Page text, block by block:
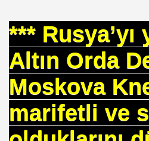
*** Rusya’yı
Altın Orda
Moskova
marifetli ve
Hainini Yetiştiren Ülke Yoktur
Tarihi Eserleri Koruma ve
NASIL kazanabilirim